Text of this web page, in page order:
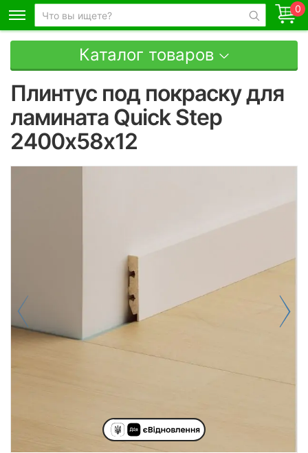
0
Каталог товаров
Плинтус под покраску для
ламината Quick Step
2400x58x12